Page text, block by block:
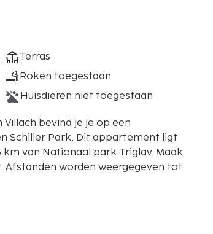
Terras
Roken toegestaan
Huisdieren niet toegestaan
bevind je je op een
Dit appartement ligt
km van Nationaal park Triglav. Maak
worden weergegeven tot